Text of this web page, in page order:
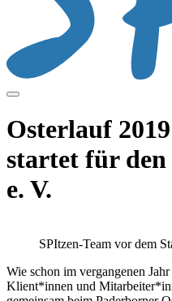
Osterlauf
startet für
e. V.
SPItzen-Team vor dem
Wie schon im vergangenen
Klient*innen und